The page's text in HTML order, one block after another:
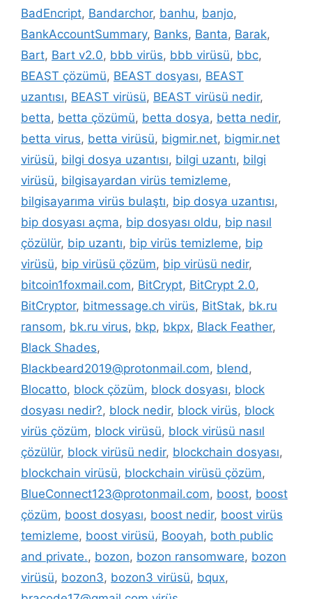
BadEncript, Bandarchor, banhu, banjo,
BankAccountSummary, Banks, Banta, Barak,
Bart, Bart v2.0, bbb virüs, bbb virüsü, bbc,
BEAST çözümü, BEAST dosyası, BEAST
uzantısı, BEAST virüsü, BEAST virüsü nedir,
betta, betta çözümü, betta dosya, betta nedir,
betta virus, betta virüsü, bigmir.net, bigmir.net
virüsü, bilgi dosya uzantısı, bilgi uzantı, bilgi
virüsü, bilgisayardan virüs temizleme,
bilgisayarıma virüs bulaştı, bip dosya uzantısı,
bip dosyası açma, bip dosyası oldu, bip nasıl
çözülür, bip uzantı, bip virüs temizleme, bip
virüsü, bip virüsü çözüm, bip virüsü nedir,
bitcoin1foxmail.com, BitCrypt, BitCrypt 2.0,
BitCryptor, bitmessage.ch virüs, BitStak, bk.ru
ransom, bk.ru virus, bkp, bkpx, Black Feather,
Black Shades,
Blackbeard2019@protonmail.com, blend,
Blocatto, block çözüm, block dosyası, block
dosyası nedir?, block nedir, block virüs, block
virüs çözüm, block virüsü, block virüsü nasıl
çözülür, block virüsü nedir, blockchain dosyası,
blockchain virüsü, blockchain virüsü çözüm,
BlueConnect123@protonmail.com, boost, boost
çözüm, boost dosyası, boost nedir, boost virüs
temizleme, boost virüsü, Booyah, both public
and private., bozon, bozon ransomware, bozon
virüsü, bozon3, bozon3 virüsü, bqux,